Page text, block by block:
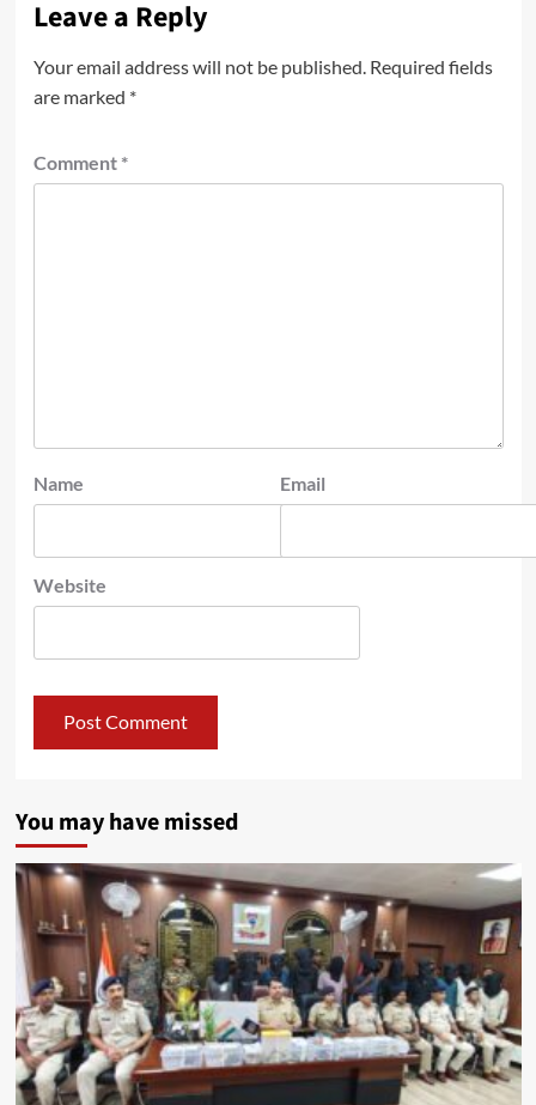
Leave a Reply
Your email address will not be published. Required fields
are marked *
Comment *
Name Email
Website
You may have missed